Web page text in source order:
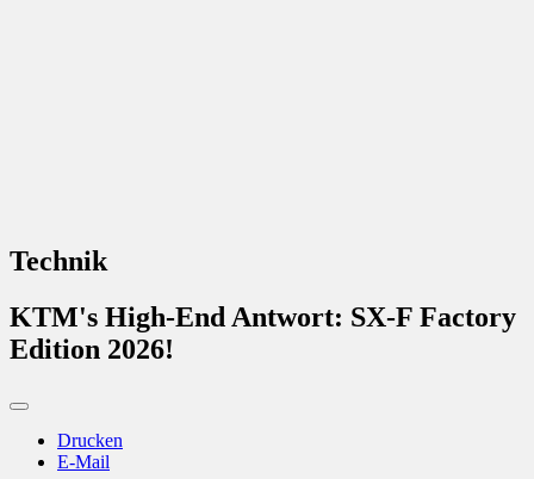
Technik
KTM's High-End Antwort: SX-F Factory
Edition 2026!
Drucken
E-Mail